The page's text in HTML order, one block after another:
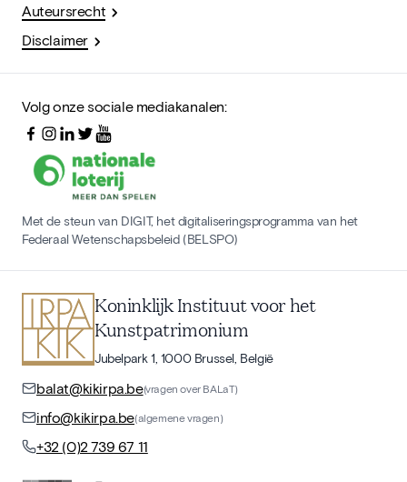
Auteursrecht
Disclaimer
Volg onze sociale mediakanalen:
Met de steun van DIGIT, het digitaliseringsprogramma van het
Federaal Wetenschapsbeleid (BELSPO)
Koninklijk Instituut voor het
Kunstpatrimonium
Jubelpark 1, 1000 Brussel, België
balat@kikirpa.be(vragen over BALaT)
info@kikirpa.be(algemene vragen)
+32 (0)2 739 67 11